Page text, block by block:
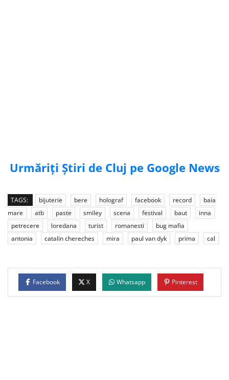
Urmăriți Știri de Cluj pe Google News
TAGS: bijuterie bere holograf facebook record
baia
mare
atb paste smiley scena festival baut
inna
petrecere
loredana turist romanesti
bug mafia
antonia
catalin chereches mira paul van dyk prima cal
Facebook X Whatsapp Pinterest